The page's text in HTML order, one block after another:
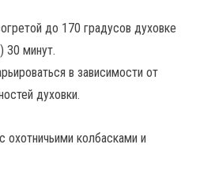
до 170 градусов духовке
30 минут.
в зависимости от
духовки.